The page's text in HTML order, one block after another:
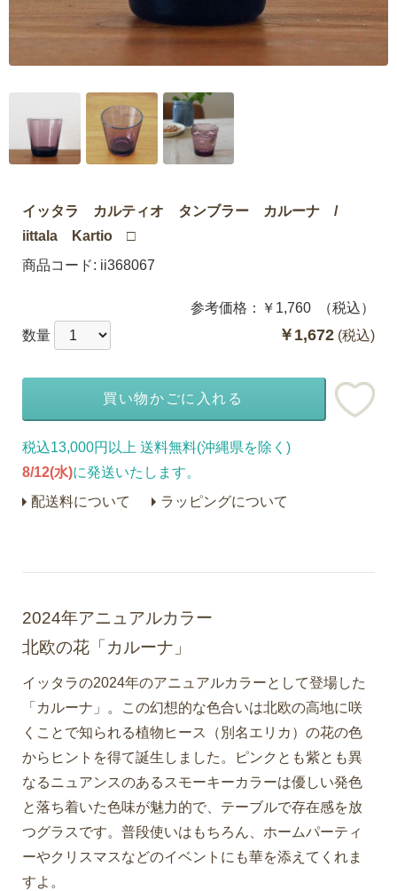
イッタラ カルティオ タンブラー カルーナ /
iittala Kartio □
商品コード: ii368067
参考価格： ￥1,760 （税込）
￥1,672 (税込)
数量
買い物かごに入れる
税込13,000円以上 送料無料(沖縄県を除く)
8/12(水)に発送いたします。
配送料について
ラッピングについて
2024年アニュアルカラー
北欧の花「カルーナ」
イッタラの2024年のアニュアルカラーとして登場した
「カルーナ」。この幻想的な色合いは北欧の高地に咲
くことで知られる植物ヒース（別名エリカ）の花の色
からヒントを得て誕生しました。ピンクとも紫とも異
なるニュアンスのあるスモーキーカラーは優しい発色
と落ち着いた色味が魅力的で、テーブルで存在感を放
つグラスです。普段使いはもちろん、ホームパーティ
ーやクリスマスなどのイベントにも華を添えてくれま
すよ。